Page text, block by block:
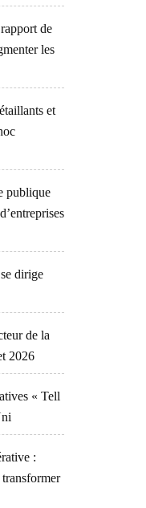
de
les
et
publique
dirige
de la
2026
« Tell
: